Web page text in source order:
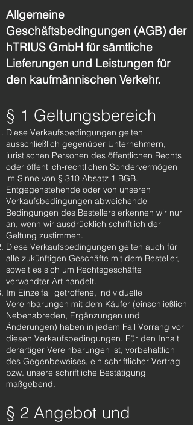
Allgemeine
Geschäftsbedingungen (AGB) der
hTRIUS GmbH für sämtliche
Lieferungen und Leistungen für
den kaufmännischen Verkehr.
§ 1 Geltungsbereich
Diese Verkaufsbedingungen gelten
ausschließlich gegenüber Unternehmern,
juristischen Personen des öffentlichen Rechts
oder öffentlich-rechtlichen Sondervermögen
im Sinne von § 310 Absatz 1 BGB.
Entgegenstehende oder von unseren
Verkaufsbedingungen abweichende
Bedingungen des Bestellers erkennen wir nur
an, wenn wir ausdrücklich schriftlich der
Geltung zustimmen.
Diese Verkaufsbedingungen gelten auch für
alle zukünftigen Geschäfte mit dem Besteller,
soweit es sich um Rechtsgeschäfte
verwandter Art handelt.
Im Einzelfall getroffene, individuelle
Vereinbarungen mit dem Käufer (einschließlich
Nebenabreden, Ergänzungen und
Änderungen) haben in jedem Fall Vorrang vor
diesen Verkaufsbedingungen. Für den Inhalt
derartiger Vereinbarungen ist, vorbehaltlich
des Gegenbeweises, ein schriftlicher Vertrag
bzw. unsere schriftliche Bestätigung
maßgebend.
§ 2 Angebot und